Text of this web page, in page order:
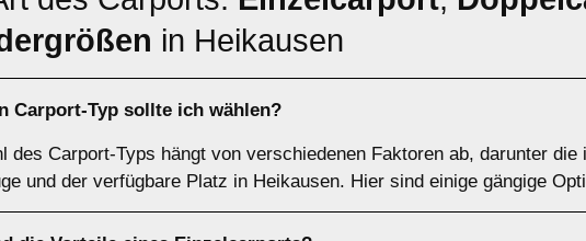
in Heikausen
Carport-Typ sollte ich wählen?
des Carport-Typs hängt von verschiedenen Faktoren ab, darunter
und der verfügbare Platz in Heikausen. Hier sind einige gängige